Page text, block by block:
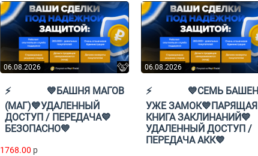
06.08.2026
⚡️⠀⠀⠀⠀⠀💙БАШНЯ МАГОВ
(МАГ)💙УДАЛЕННЫЙ
ДОСТУП / ПЕРЕДАЧА💙
БЕЗОПАСНО💙
1768.00 p
06.08.2026
⚡️⠀⠀⠀⠀⠀💙СЕМЬ БАШЕН
УЖЕ ЗАМОК💙ПАРЯЩАЯ
КНИГА ЗАКЛИНАНИЙ💙
УДАЛЕННЫЙ ДОСТУП /
ПЕРЕДАЧА АКК💙